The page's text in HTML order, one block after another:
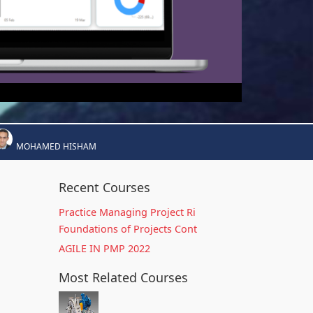
MOHAMED HISHAM
Recent Courses
Practice Managing Project Ri
Foundations of Projects Cont
AGILE IN PMP 2022
Most Related Courses